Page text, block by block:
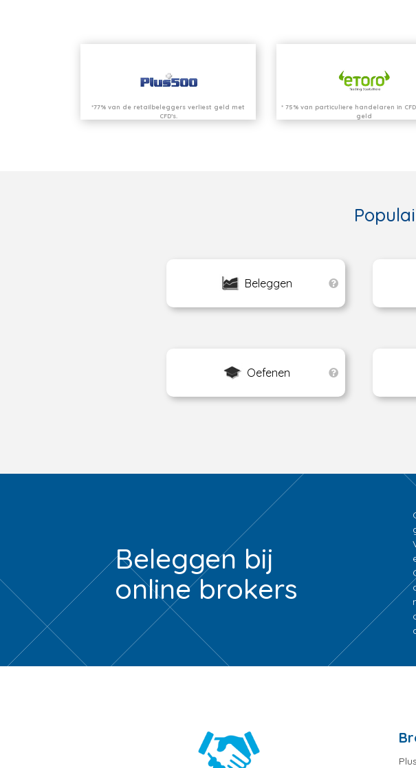
*77% van de retailbeleggers verliest geld met
CFD’s.
* 75% van particuliere handelaren in
geld
Beleggen
Oefenen
Beleggen bij
online brokers